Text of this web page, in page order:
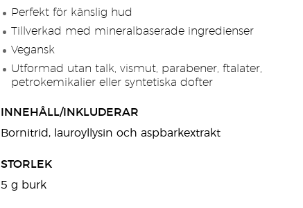
Perfekt för känslig hud
Tillverkad med mineralbaserade ingredienser
Vegansk
Utformad utan talk, vismut, parabener, ftalater,
petrokemikalier eller syntetiska dofter
INNEHÅLL/INKLUDERAR
Bornitrid, lauroyllysin och aspbarkextrakt
STORLEK
5 g burk